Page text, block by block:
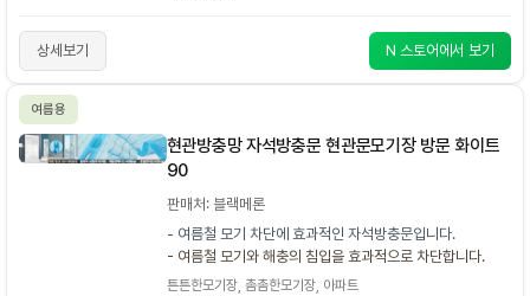
상세보기 N 스토어에서 보기
여름용
현관방충망 자석방충문 현관문모기장 방문 화이트
90
판매처: 블랙메론
- 여름철 모기 차단에 효과적인 자석방충문입니다.
- 여름철 모기와 해충의 침입을 효과적으로 차단합니다.
튼튼한모기장, 촘촘한모기장, 아파트